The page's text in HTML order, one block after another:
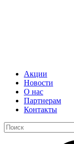
Акции
Новости
О нас
Партнерам
Контакты